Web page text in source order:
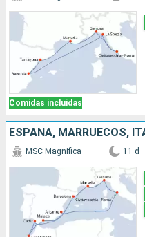
Comidas incluidas
ESPAÑA, MARRUECOS,
MSC Magnifica 11 d